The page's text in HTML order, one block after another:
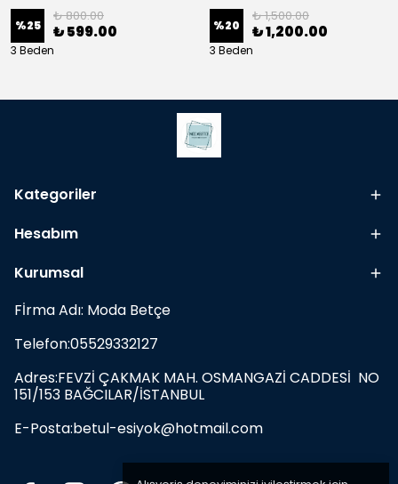
%25
₺ 800.00
₺ 599.00
3 Beden
%20
₺ 1,500.00
₺ 1,200.00
3 Beden
Kategoriler
Hesabım
Kurumsal
Fİrma Adı: Moda Betçe
Telefon:05529332127
Adres:FEVZİ ÇAKMAK MAH. OSMANGAZİ CADDESİ NO
151/153 BAĞCILAR/İSTANBUL
E-Posta:betul-esiyok@hotmail.com